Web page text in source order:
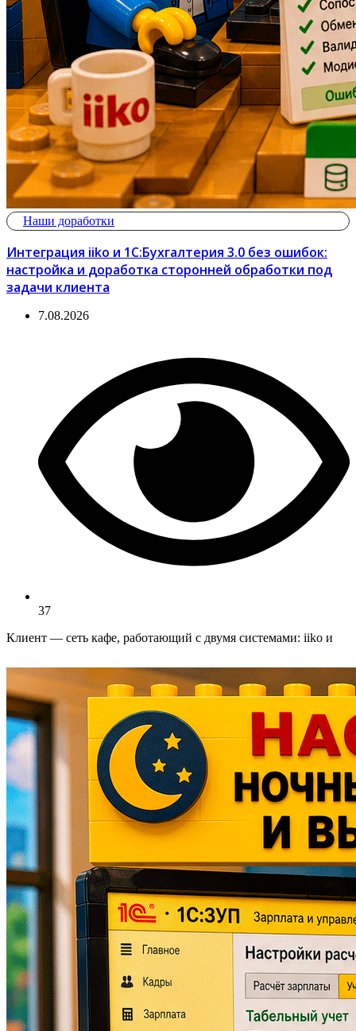
Наши доработки
Интеграция iiko и 1С:Бухгалтерия 3.0 без ошибок:
настройка и доработка сторонней обработки под
задачи клиента
7.08.2026
37
Клиент — сеть кафе, работающий с двумя системами: iiko и